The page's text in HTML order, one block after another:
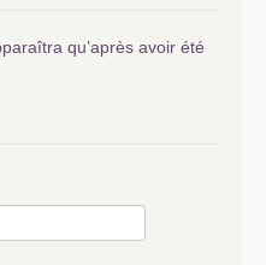
qu’après avoir été